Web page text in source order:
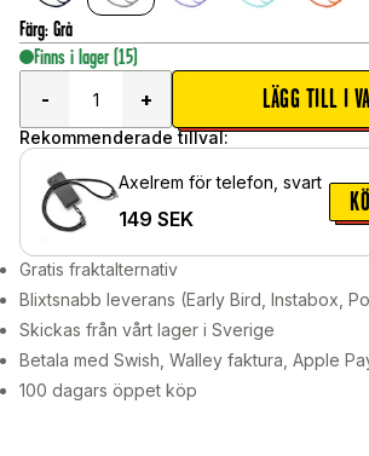
Färg: Grå
Finns i lager (15)
-
+ LÄGG TILL I
Rekommenderade tillval:
Axelrem för telefon, svart
149 SEK
Gratis fraktalternativ
Blixtsnabb leverans (Early Bird, Instabox,
Skickas från vårt lager i Sverige
Betala med Swish, Walley faktura, Apple
100 dagars öppet köp